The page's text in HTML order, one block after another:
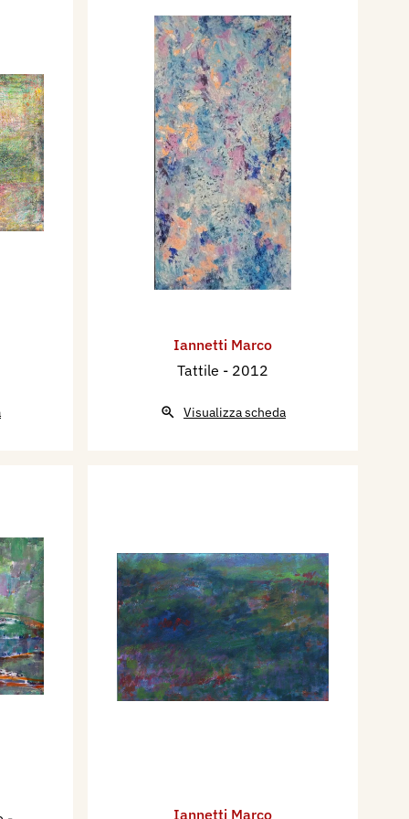
Iannetti Marco
Tattile - 2012
Visualizza scheda
Iannetti Marco